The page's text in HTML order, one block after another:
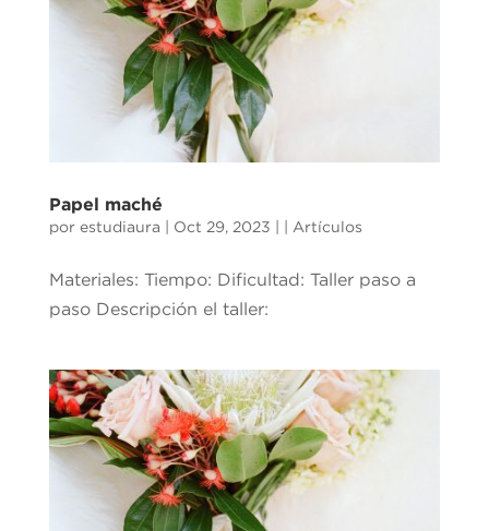
Papel maché
por estudiaura Oct 29, 2023 | Artículos
Materiales: Tiempo: Dificultad: Taller paso a
paso Descripción el taller: